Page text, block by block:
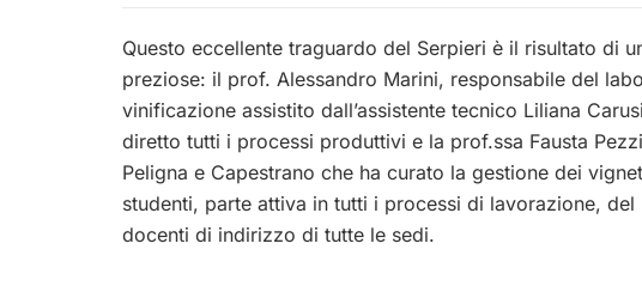
Questo eccellente traguardo del Serpieri è il risultato di
preziose: il prof. Alessandro Marini, responsabile del
vinificazione assistito dall’assistente tecnico Liliana
diretto tutti i processi produttivi e la prof.ssa Fausta
Peligna e Capestrano che ha curato la gestione dei
studenti, parte attiva in tutti i processi di lavorazione, del
docenti di indirizzo di tutte le sedi.